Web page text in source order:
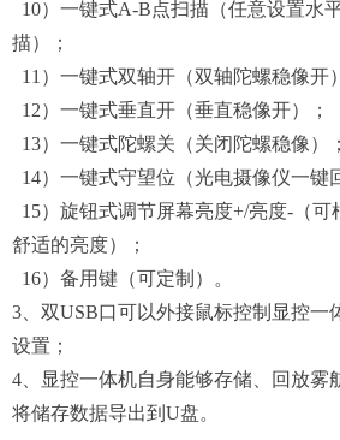
10）一键式A-B点扫描（任意设置水
描）；
11）一键式双轴开（双轴陀螺稳像开
12）一键式垂直开（垂直稳像开）；
13）一键式陀螺关（关闭陀螺稳像）；
14）一键式守望位（光电摄像仪一键
15）旋钮式调节屏幕亮度+/亮度-（可
舒适的亮度）
；
16）备用键（可定制）。
3、双USB口可以外接鼠标控制显控一
设置 ；
4
显控一体机自身能够存储、回放雾
将储存数据导出到 U盘。